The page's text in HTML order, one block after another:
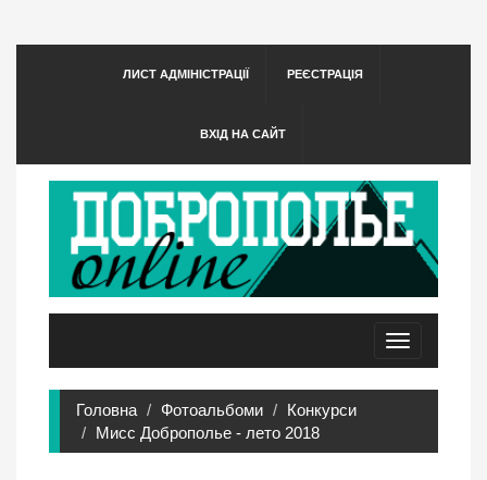
ЛИСТ АДМІНІСТРАЦІЇ РЕЄСТРАЦІЯ
ВХІД НА САЙТ
Toggle
navigation
Головна Фотоальбоми
Конкурси
Мисс Доброполье - лето 2018